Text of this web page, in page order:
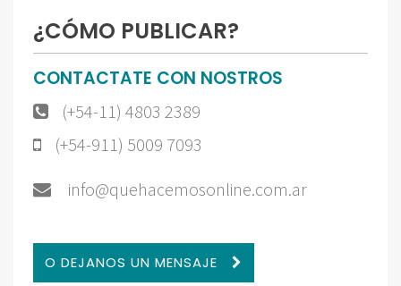
¿CÓMO PUBLICAR?
CONTACTATE CON NOSTROS
(+54-11) 4803 2389
(+54-911) 5009 7093
info@quehacemosonline.com.ar
O DEJANOS UN MENSAJE